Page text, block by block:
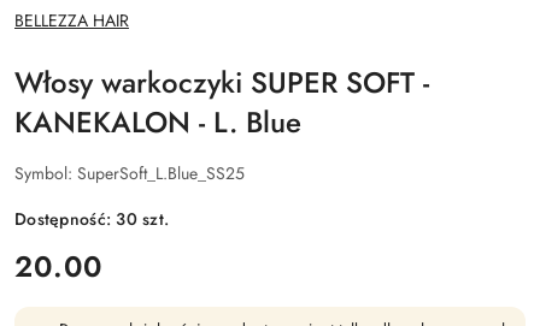
NAZWA
PRODUCENTA:
BELLEZZA HAIR
Włosy warkoczyki SUPER SOFT -
KANEKALON - L. Blue
Symbol: SuperSoft_L.Blue_SS25
Dostępność:30szt.
cena:
20.00